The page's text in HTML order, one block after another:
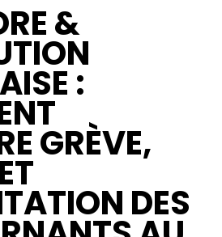
&
:
GRÈVE,
DES